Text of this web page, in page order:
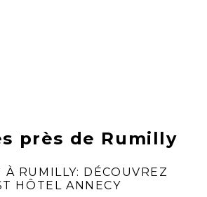
près de Rumilly
À RUMILLY: DÉCOUVREZ
HÔTEL ANNECY